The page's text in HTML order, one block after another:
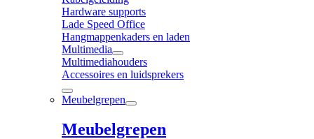
Hardware supports
Lade Speed Office
Hangmappenkaders en laden
Multimedia
Multimediahouders
Accessoires en luidsprekers
Meubelgrepen
Meubelgrepen